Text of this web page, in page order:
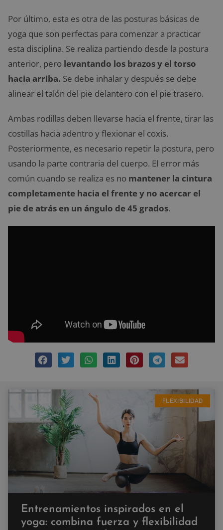
Por último, esta es otra de las posturas básicas de
yoga que son perfectas para comenzar a practicar
esta disciplina. Se realiza partiendo desde la postura
anterior, pero levantando los brazos y el torso
hacia arriba. Se debe inhalar y después se debe
alinear el talón del pie delantero con el pie trasero.
Ambas rodillas deben llevarse hacia el frente, tirar las
costillas hacia adentro y flexionar el coxis.
Posteriormente, es necesario repetir la postura, pero
usando la parte contraria del cuerpo. El error más
común cuando se realiza es no mantener la cintura
completamente hacia el frente y no acercar el
pie de atrás en un ángulo de 45 grados.
FLEXIBILIDAD
Entrenamientos inspirados en el
yoga: combina fuerza y flexibilidad